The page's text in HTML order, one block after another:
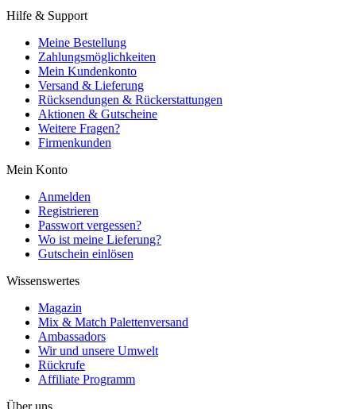
Hilfe & Support
Meine Bestellung
Zahlungsmöglichkeiten
Mein Kundenkonto
Versand & Lieferung
Rücksendungen & Rückerstattungen
Aktionen & Gutscheine
Weitere Fragen?
Firmenkunden
Mein Konto
Anmelden
Registrieren
Passwort vergessen?
Wo ist meine Lieferung?
Gutschein einlösen
Wissenswertes
Magazin
Mix & Match Palettenversand
Ambassadors
Wir und unsere Umwelt
Rückrufe
Affiliate Programm
Über uns